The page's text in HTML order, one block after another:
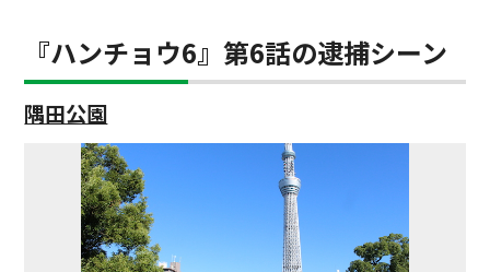
『ハンチョウ6』第6話の逮捕シーン
隅田公園